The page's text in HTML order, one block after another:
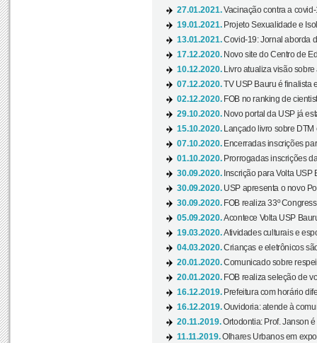
27.01.2021.Vacinação contra a
19.01.2021. Projeto Sexualidade e
13.01.2021.Covid-19: Jornal aborda
17.12.2020. Novo site do Centro de
10.12.2020.
Livro atualiza visão
07.12.2020.TV USP Bauru é finalista
02.12.2020. FOB no ranking de
29.10.2020. Novo portal da USP já
15.10.2020.
Lançado livro sobre
07.10.2020. Encerradas inscrições
01.10.2020. Prorrogadas inscrições
30.09.2020. Inscrição para Volta USP
30.09.2020. USP apresenta o novo
30.09.2020. FOB realiza 33º
05.09.2020.Acontece Volta USP
19.03.2020.Atividades culturais e
04.03.2020.Crianças e eletrônicos
20.01.2020.Comunicado sobre
20.01.2020. FOB realiza seleção de
16.12.2019. Prefeitura com horário
16.12.2019.Ouvidoria: atende à
20.11.2019.Ortodontia: Prof. Janson
11.11.2019.Olhares Urbanos em